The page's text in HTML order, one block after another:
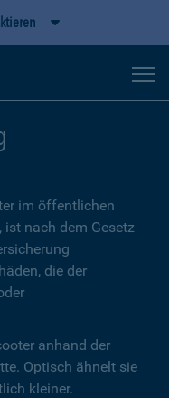
im öffentlichen
ist nach dem Gesetz
die der
anhand der
Optisch ähnelt sie
kleiner.